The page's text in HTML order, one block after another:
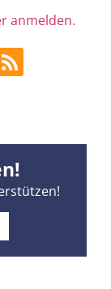
anmelden.